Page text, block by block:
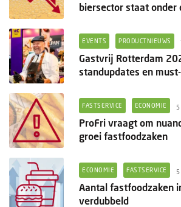
biersector staat onder
EVENTS PRODUCTNIEUWS
Gastvrij Rotterdam
standupdates en
FASTSERVICE ECONOMIE
ProFri vraagt om
groei fastfoodzaken
ECONOMIE FASTSERVICE
Aantal fastfoodzaken
verdubbeld